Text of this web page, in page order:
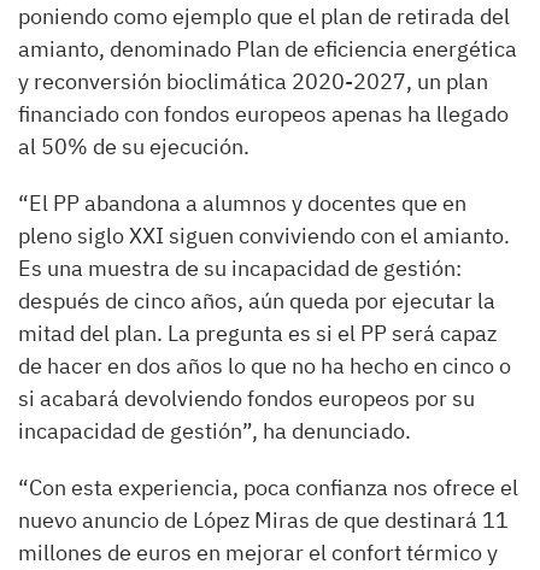
poniendo como ejemplo que el plan de retirada del
amianto, denominado Plan de eficiencia energética
y reconversión bioclimática 2020-2027, un plan
financiado con fondos europeos apenas ha llegado
al 50% de su ejecución.
“El PP abandona a alumnos y docentes que en
pleno siglo XXI siguen conviviendo con el amianto.
Es una muestra de su incapacidad de gestión:
después de cinco años, aún queda por ejecutar la
mitad del plan. La pregunta es si el PP será capaz
de hacer en dos años lo que no ha hecho en cinco o
si acabará devolviendo fondos europeos por su
incapacidad de gestión”, ha denunciado.
“Con esta experiencia, poca confianza nos ofrece el
nuevo anuncio de López Miras de que destinará 11
millones de euros en mejorar el confort térmico y